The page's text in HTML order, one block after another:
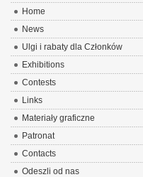
Home
News
Ulgi i rabaty dla Członków
Exhibitions
Contests
Links
Materiały graficzne
Patronat
Contacts
Odeszli od nas